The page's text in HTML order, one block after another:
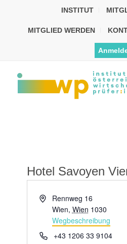
INSTITUT
MITGLIED WERDEN
Hotel Savoyen
AdresseRennweg 16
Wien, Wien 1030
Wegbeschreibung
Telefon+43 1206 33 9104